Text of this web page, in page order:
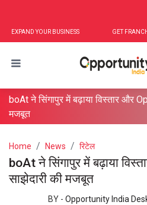
EXPAND YOUR BUSINESS GET
boAt ने सिंगापुर में बढ़ाया विस्तार और
मजबूत
Home News रिटेल
boAt ने सिंगापुर में बढ़ाया
साझेदारी की मजबूत
BY - Opportunity India